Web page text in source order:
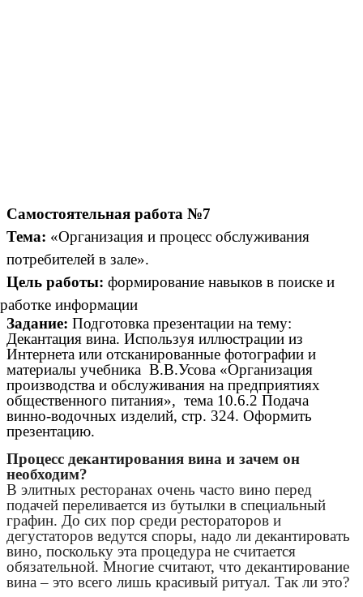
Самостоятельная работа №7
Тема: «Организация и процесс обслуживания
потребителей в зале».
Цель работы: формирование навыков в поиске и
информации
Задание: Подготовка презентации на тему:
Декантация вина. Используя иллюстрации из
Интернета или отсканированные фотографии и
материалы учебника В.В.Усова «Организация
производства и обслуживания на предприятиях
общественного питания», тема 10.6.2 Подача
винно-водочных изделий, стр. 324. Оформить
презентацию.
Процесс декантирования вина и зачем он
необходим?
В элитных ресторанах очень часто вино перед
подачей переливается из бутылки в специальный
графин. До сих пор среди рестораторов и
дегустаторов ведутся споры, надо ли декантировать
вино, поскольку эта процедура не считается
обязательной. Многие считают, что декантирование
вина – это всего лишь красивый ритуал. Так ли это?